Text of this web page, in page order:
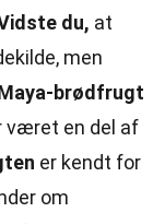
du, at
men
brødfrugt
været en del af
er kendt for
om